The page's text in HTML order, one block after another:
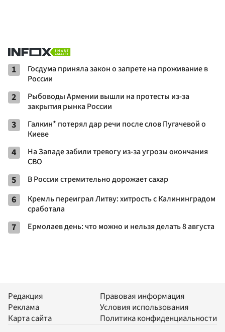
1
Госдума приняла закон о запрете на проживание в
России
2
Рыбоводы Армении вышли на протесты из-за
закрытия рынка России
3
Галкин* потерял дар речи после слов Пугачевой о
Киеве
4
На Западе забили тревогу из-за угрозы окончания
СВО
5 В России стремительно дорожает сахар
6
Кремль переиграл Литву: хитрость с Калининградом
сработала
7 Ермолаев день: что можно и нельзя делать 8 августа
Редакция
Реклама
Карта сайта
Правовая информация
Условия использования
Политика конфиденциальности